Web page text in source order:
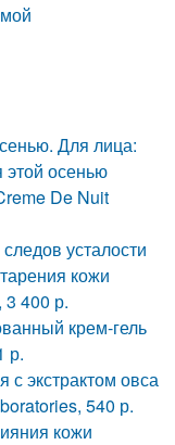
Для лица:
этой осенью
De Nuit
усталости
кожи
400 р.
крем-гель
р.
экстрактом овса
540 р.
кожи